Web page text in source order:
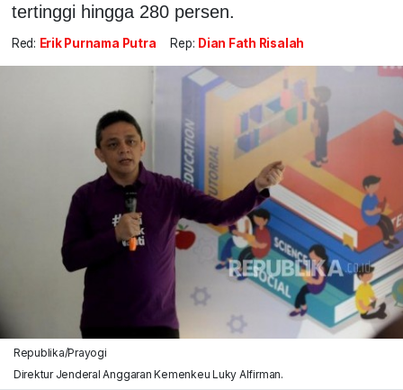
tertinggi hingga 280 persen.
Red: Erik Purnama Putra Rep: Dian Fath Risalah
Republika/Prayogi
Direktur Jenderal Anggaran Kemenkeu Luky Alfirman.